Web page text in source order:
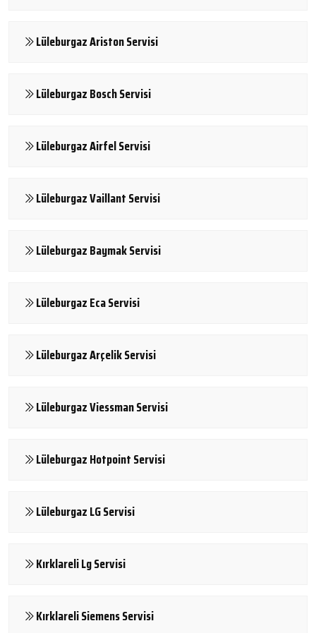
Lüleburgaz Ariston Servisi
Lüleburgaz Bosch Servisi
Lüleburgaz Airfel Servisi
Lüleburgaz Vaillant Servisi
Lüleburgaz Baymak Servisi
Lüleburgaz Eca Servisi
Lüleburgaz Arçelik Servisi
Lüleburgaz Viessman Servisi
Lüleburgaz Hotpoint Servisi
Lüleburgaz LG Servisi
Kırklareli Lg Servisi
Kırklareli Siemens Servisi